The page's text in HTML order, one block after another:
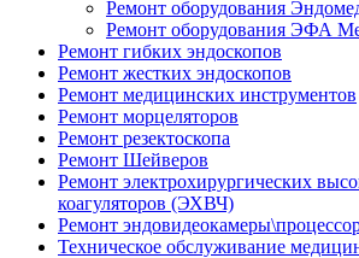
Ремонт оборудования
Ремонт оборудования ЭФА
Ремонт гибких эндоскопов
Ремонт жестких эндоскопов
Ремонт медицинских инструментов
Ремонт морцеляторов
Ремонт резектоскопа
Ремонт Шейверов
Ремонт электрохирургических
коагуляторов (ЭХВЧ)
Ремонт
Техническое обслуживание